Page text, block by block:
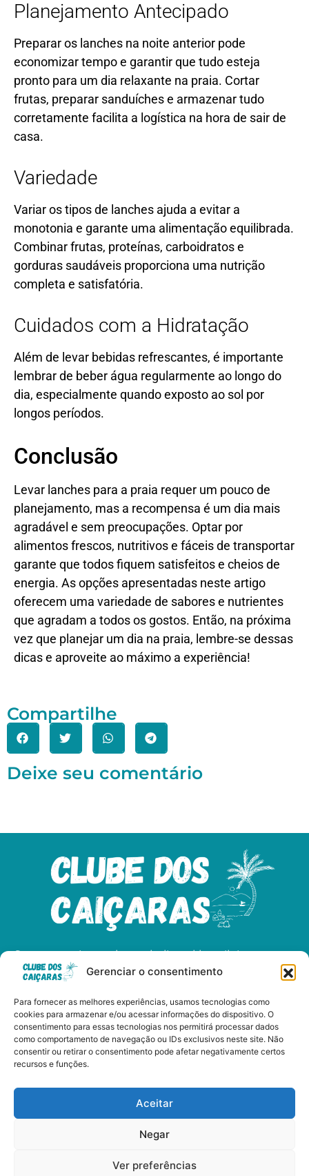
Gerenciar o consentimento
Para fornecer as melhores experiências, usamos tecnologias como
cookies para armazenar e/ou acessar informações do dispositivo. O
consentimento para essas tecnologias nos permitirá processar dados
como comportamento de navegação ou IDs exclusivos neste site. Não
consentir ou retirar o consentimento pode afetar negativamente certos
recursos e funções.
Aceitar
Negar
Ver preferências
Planejamento Antecipado
Preparar os lanches na noite anterior pode
economizar tempo e garantir que tudo esteja
pronto para um dia relaxante na praia. Cortar
frutas, preparar sanduíches e armazenar tudo
corretamente facilita a logística na hora de sair de
casa.
Variedade
Variar os tipos de lanches ajuda a evitar a
monotonia e garante uma alimentação equilibrada.
Combinar frutas, proteínas, carboidratos e
gorduras saudáveis proporciona uma nutrição
completa e satisfatória.
Cuidados com a Hidratação
Além de levar bebidas refrescantes, é importante
lembrar de beber água regularmente ao longo do
dia, especialmente quando exposto ao sol por
longos períodos.
Conclusão
Levar lanches para a praia requer um pouco de
planejamento, mas a recompensa é um dia mais
agradável e sem preocupações. Optar por
alimentos frescos, nutritivos e fáceis de transportar
garante que todos fiquem satisfeitos e cheios de
energia. As opções apresentadas neste artigo
oferecem uma variedade de sabores e nutrientes
que agradam a todos os gostos. Então, na próxima
vez que planejar um dia na praia, lembre-se dessas
dicas e aproveite ao máximo a experiência!
Compartilhe
Deixe seu comentário
Somos apaixonados pelo litoral brasileiro e
dedicados a compartilhar as maravilhas das
nossas praias, cultura, e gastronomia.
Clube dos Caiçaras - Copyright © 2024 Todos os Direitos
Termos de Uso